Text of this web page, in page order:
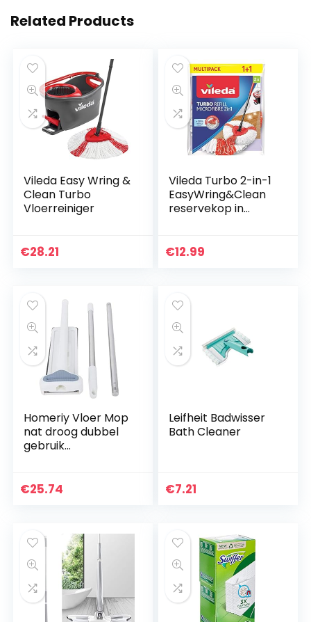
Related Products
Vileda Easy Wring &
Clean Turbo
Vloerreiniger
€28.21
Vileda Turbo 2-in-1
EasyWring&Clean
reservekop in
de complete sets, 2
€12.99
Homeriy Vloer Mop
nat droog dubbel
gebruik
droog dubbel
€25.74
Leifheit Badwisser
Bath Cleaner
€7.21